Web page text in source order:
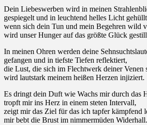
Dein Liebeswerben wird in meinen
gespiegelt und in leuchtend helles Licht
wenn sich dein Tun und mein Begehren wild
wird unser Hunger auf das größte Glück
In meinen Ohren werden deine
gefangen und in tiefste Tiefen reflektiert,
die Lust, die sich im Flechtwerk deiner Venen
wird lautstark meinem heißen Herzen injiziert.
Es dringt dein Duft wie Wachs mir durch das
tropft mir ins Herz in einem steten Intervall,
zeigt mir das Ziel für das ich tapfer kämpfend
mir bebt die Brust im nimmermüden Widerhall.